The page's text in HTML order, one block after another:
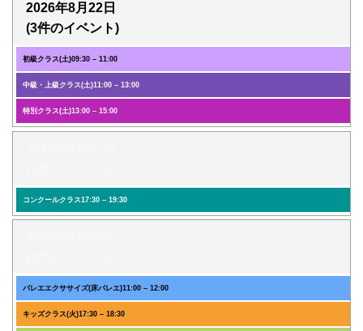
2026年8月22日
(3件のイベント)
初級クラス(土)09:30 – 11:00
中級・上級クラス(土)11:00 – 13:00
特別クラス(土)13:00 – 15:00
コンクールクラス17:30 – 19:30
バレエエクササイズ(床バレエ)11:00 – 12:00
キッズクラス(火)17:30 – 18:30